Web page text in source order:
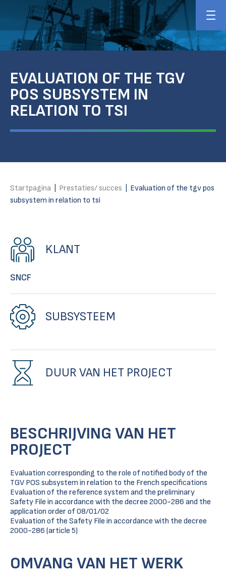
EVALUATION OF THE TGV
POS SUBSYSTEM IN
RELATION TO TSI
Startpagina Prestaties/ succes
Evaluation of the tgv pos
subsystem in relation to tsi
KLANT
SNCF
SUBSYSTEEM
DUUR VAN HET PROJECT
BESCHRIJVING VAN HET
PROJECT
Evaluation corresponding to the role of notified body of the
TGV POS subsystem in relation to the French specifications
Evaluation of the reference system and the preliminary
Safety File in accordance with the decree 2000-286 and the
application order of 08/01/02
Evaluation of the Safety File in accordance with the decree
2000-286 (article 5)
OMVANG VAN HET WERK